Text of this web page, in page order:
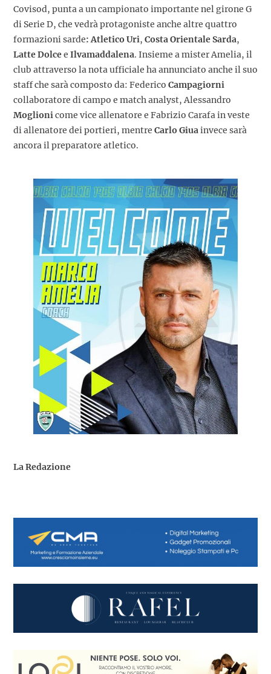
Covisod, punta a un campionato importante nel girone G
di Serie D, che vedrà protagoniste anche altre quattro
formazioni sarde: Atletico Uri, Costa Orientale Sarda,
Latte Dolcee Ilvamaddalena. Insieme a mister Amelia, il
club attraverso la nota ufficiale ha annunciato anche il suo
staff che sarà composto da: Federico Campagiorni
collaboratore di campo e match analyst, Alessandro
Moglioni come vice allenatore e Fabrizio Carafa in veste
di allenatore dei portieri, mentre Carlo Giua invece sarà
ancora il preparatore atletico.
La Redazione